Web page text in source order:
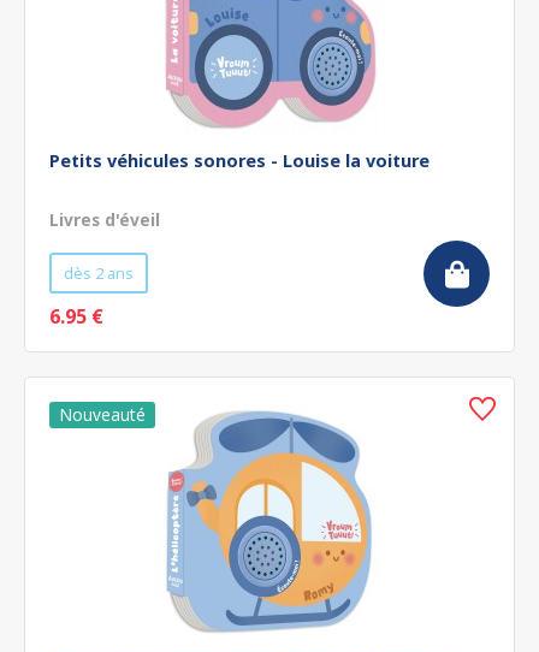
Petits véhicules sonores - Louise la voiture
Livres d'éveil
dès 2 ans
6.95 €